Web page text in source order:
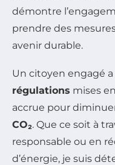
démontre
prendre des
avenir durable.
Un citoyen engagé
régulations mises
accrue pour
CO₂. Que ce soit à
responsable ou en
d’énergie, je suis